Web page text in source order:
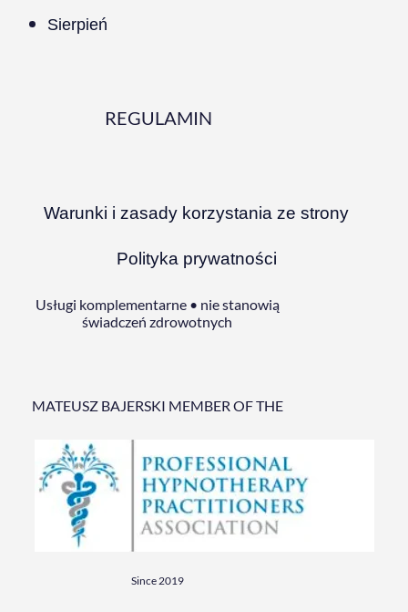
Sierpień
REGULAMIN
Warunki i zasady korzystania ze strony
Polityka prywatności
Usługi komplementarne • nie stanowią
świadczeń zdrowotnych
MATEUSZ BAJERSKI MEMBER OF THE
Since 2019